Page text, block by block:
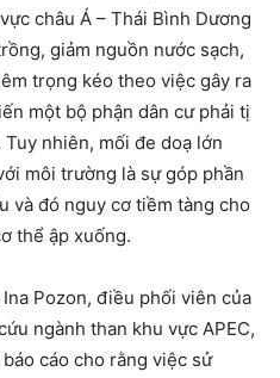
châu Á – Thái Bình Dương
giảm nguồn nước sạch,
trọng kéo theo việc gây ra
một bộ phận dân cư phải tị
nhiên, mối đe doạ lớn
môi trường là sự góp phần
và đó nguy cơ tiềm tàng cho
thể ập xuống.
Pozon, điều phối viên của
ngành than khu vực APEC,
cáo cho rằng việc sử